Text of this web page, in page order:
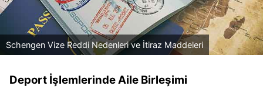
Schengen Vize Reddi Nedenleri ve İtiraz Maddeleri
Deport İşlemlerinde Aile Birleşimi